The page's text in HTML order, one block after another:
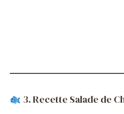
3. Recette Salade de